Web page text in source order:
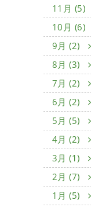
11月 (5)
10月 (6)
9月 (2)
8月 (3)
7月 (2)
6月 (2)
5月 (5)
4月 (2)
3月 (1)
2月 (7)
1月 (5)